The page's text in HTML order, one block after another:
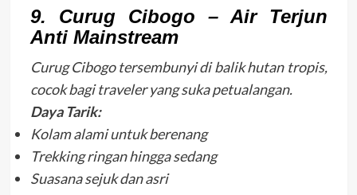
9. Curug Cibogo – Air Terjun
Anti Mainstream
Curug Cibogo tersembunyi di balik hutan tropis,
cocok bagi traveler yang suka petualangan.
Daya Tarik:
Kolam alami untuk berenang
Trekking ringan hingga sedang
Suasana sejuk dan asri